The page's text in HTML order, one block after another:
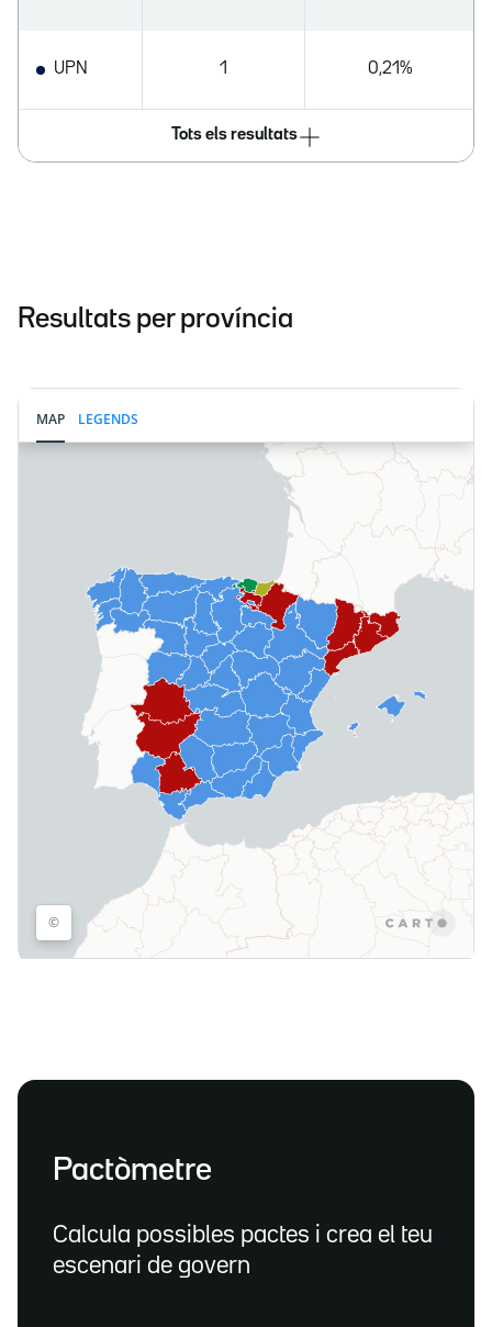
UPN 1 0,21%
Tots els resultats
Resultats per província
Pactòmetre
Calcula possibles pactes i crea el teu
escenari de govern